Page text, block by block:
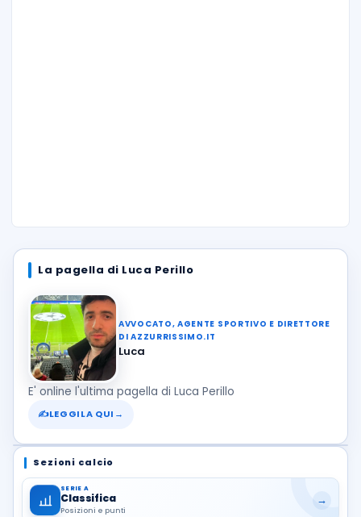
La pagella di Luca Perillo
AVVOCATO, AGENTE SPORTIVO E DIRETTORE
DI AZZURRISSIMO.IT
Luca
E' online l'ultima pagella di Luca Perillo
✍LEGGILA QUI →
Sezioni calcio
SERIE A
Classifica
Posizioni e punti
→